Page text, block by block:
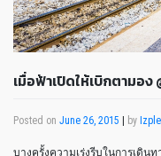
เมื่อฟ้าเปิดให้เบิกตามอง
Posted on June 26, 2015 | by Izple
บางครั้งความเร่งรีบในการเดิ